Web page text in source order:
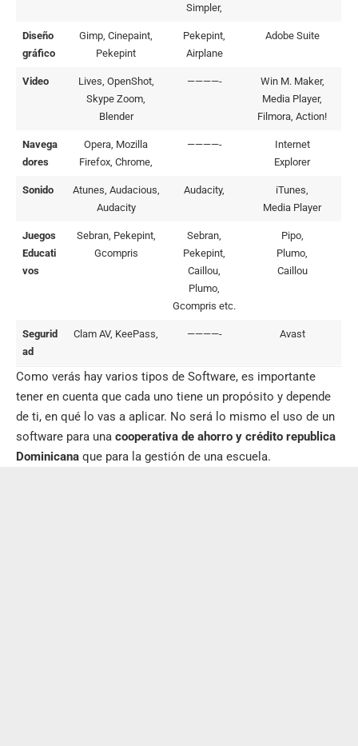
Simpler,
Diseño
gráfico
Gimp, Cinepaint,
Pekepint
Pekepint,
Airplane
Adobe Suite
Video
Lives, OpenShot,
Skype Zoom,
Blender
————-
Win M. Maker,
Media Player,
Filmora, Action!
Navega
dores
Opera, Mozilla
Firefox, Chrome,
————-
Internet
Explorer
Sonido
Atunes, Audacious,
Audacity
Audacity,
iTunes,
Media Player
Juegos
Educati
vos
Sebran, Pekepint,
Gcompris
Sebran,
Pekepint,
Caillou,
Plumo,
Gcompris etc.
Pipo,
Plumo,
Caillou
Segurid
ad
Clam AV, KeePass, ————- Avast
Como verás hay varios tipos de Software, es importante
tener en cuenta que cada uno tiene un propósito y depende
de ti, en qué lo vas a aplicar. No será lo mismo el uso de un
software para una cooperativa de ahorro y crédito republica
Dominicana que para la gestión de una escuela.